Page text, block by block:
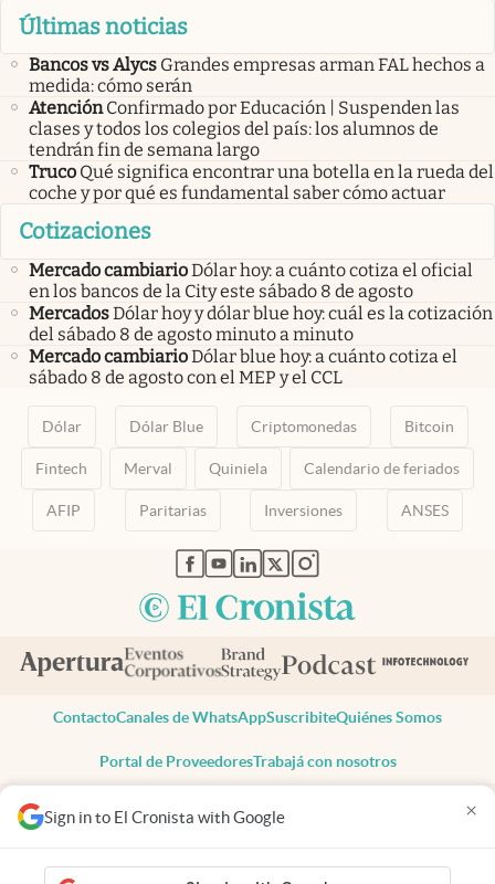
Sign in to El Cronista with Google ×
Últimas noticias
Bancos vs Alycs Grandes empresas arman FAL hechos a
medida: cómo serán
Atención Confirmado por Educación | Suspenden las
clases y todos los colegios del país: los alumnos de
tendrán fin de semana largo
Truco Qué significa encontrar una botella en la rueda del
coche y por qué es fundamental saber cómo actuar
Cotizaciones
Mercado cambiarioDólar hoy: a cuánto cotiza el oficial
en los bancos de la City este sábado 8 de agosto
MercadosDólar hoy y dólar blue hoy: cuál es la cotización
del sábado 8 de agosto minuto a minuto
Mercado cambiarioDólar blue hoy: a cuánto cotiza el
sábado 8 de agosto con el MEP y el CCL
Dólar Dólar Blue Criptomonedas Bitcoin
Fintech Merval Quiniela Calendario de feriados
AFIP Paritarias Inversiones ANSES
abre en nueva pestaña
abre en nueva pestaña
abre en nueva pestaña
abre en nueva pestaña
abre en nueva pestaña
ContactoCanales de WhatsAppSuscribiteQuiénes Somos
Portal de ProveedoresTrabajá con nosotros
Todos los derechos reservados
Privacidad